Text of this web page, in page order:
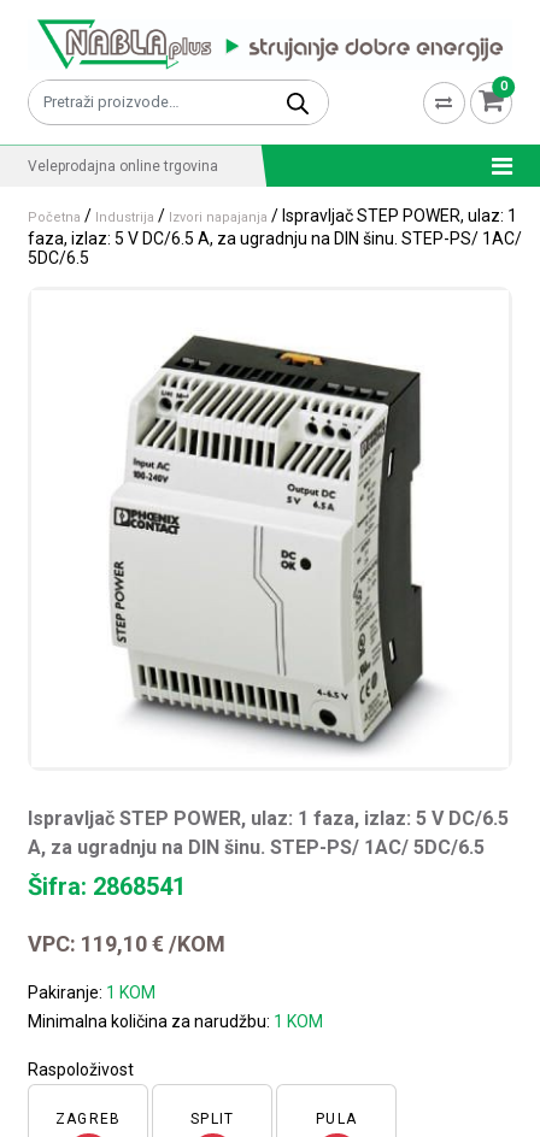
Pretraži: 0
Veleprodajna online trgovina
Početna / Industrija / Izvori napajanja / Ispravljač STEP POWER, ulaz: 1
faza, izlaz: 5 V DC/6.5 A, za ugradnju na DIN šinu. STEP-PS/ 1AC/
5DC/6.5
Ispravljač STEP POWER, ulaz: 1 faza, izlaz: 5 V DC/6.5
A, za ugradnju na DIN šinu. STEP-PS/ 1AC/ 5DC/6.5
Šifra: 2868541
VPC: 119,10€ /KOM
Pakiranje: 1 KOM
Minimalna količina za narudžbu: 1 KOM
Raspoloživost
ZAGREB SPLIT PULA